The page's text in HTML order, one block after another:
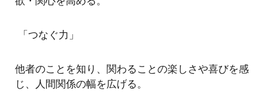
「つなぐ力」
他者のことを知り、関わることの楽しさや喜びを感
じ、人間関係の幅を広げる。